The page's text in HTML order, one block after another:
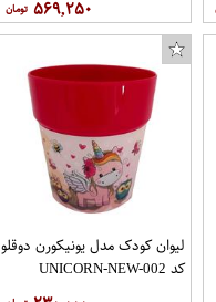
۵۶۹,۲۵۰
لیوان کودک مدل یونیکورن دوقلو
کد UNICORN-NEW-002